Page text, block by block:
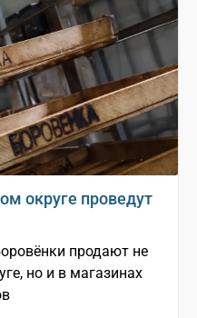
округе проведут
продают не
но и в магазинах